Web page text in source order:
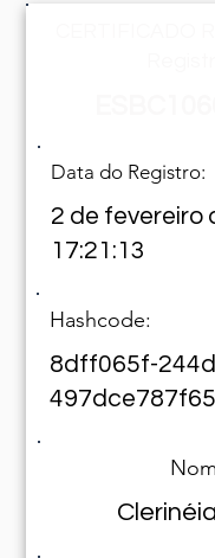
Data do Registro:
2 de fevereiro
17:21:13
Hashcode:
8dff065f-
497dce787f65